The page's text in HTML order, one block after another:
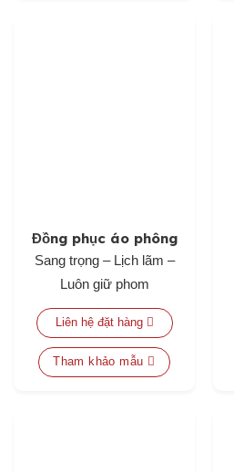
Đồng phục áo phông
Sang trọng – Lịch lãm –
Luôn giữ phom
Liên hệ đặt hàng
Tham khảo mẫu